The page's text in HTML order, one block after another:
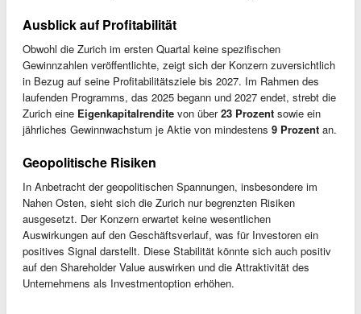
Ausblick auf Profitabilität
Obwohl die Zurich im ersten Quartal keine spezifischen
Gewinnzahlen veröffentlichte, zeigt sich der Konzern zuversichtlich
in Bezug auf seine Profitabilitätsziele bis 2027. Im Rahmen des
laufenden Programms, das 2025 begann und 2027 endet, strebt die
Zurich eine Eigenkapitalrendite von über23 Prozent sowie ein
jährliches Gewinnwachstum je Aktie von mindestens 9 Prozent an.
Geopolitische Risiken
In Anbetracht der geopolitischen Spannungen, insbesondere im
Nahen Osten, sieht sich die Zurich nur begrenzten Risiken
ausgesetzt. Der Konzern erwartet keine wesentlichen
Auswirkungen auf den Geschäftsverlauf, was für Investoren ein
positives Signal darstellt. Diese Stabilität könnte sich auch positiv
auf den Shareholder Value auswirken und die Attraktivität des
Unternehmens als Investmentoption erhöhen.